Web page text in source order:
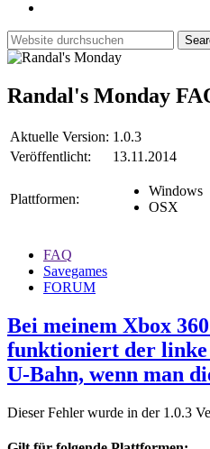
Randal's Monday
Aktuelle Version: 1.0.3
Veröffentlicht:
13.11.2014
Plattformen:
Windows
OSX
FAQ
Savegames
FORUM
Bei meinem Xbox
funktioniert der
U-Bahn, wenn man
Dieser Fehler wurde in der 1.0.3